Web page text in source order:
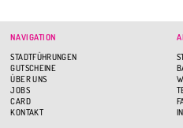
NAVIGATION
STADTFÜHRUNGEN
GUTSCHEINE
ÜBER UNS
JOBS
CARD
KONTAKT